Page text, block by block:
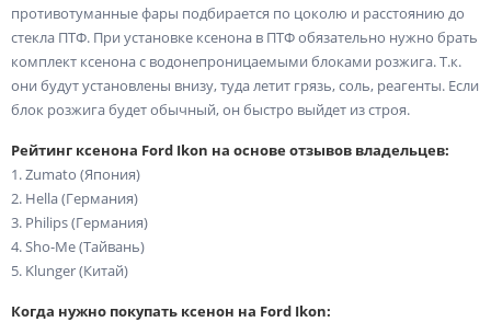
противотуманные фары подбирается по цоколю и расстоянию до
стекла ПТФ. При установке ксенона в ПТФ обязательно нужно брать
комплект ксенона с водонепроницаемыми блоками розжига. Т.к.
они будут установлены внизу, туда летит грязь, соль, реагенты. Если
блок розжига будет обычный, он быстро выйдет из строя.
Рейтинг ксенона Ford Ikon на основе отзывов владельцев:
1. Zumato (Япония)
2. Hella (Германия)
3. Philips (Германия)
4. Sho-Me (Тайвань)
5. Klunger (Китай)
Когда нужно покупать ксенон на Ford Ikon: